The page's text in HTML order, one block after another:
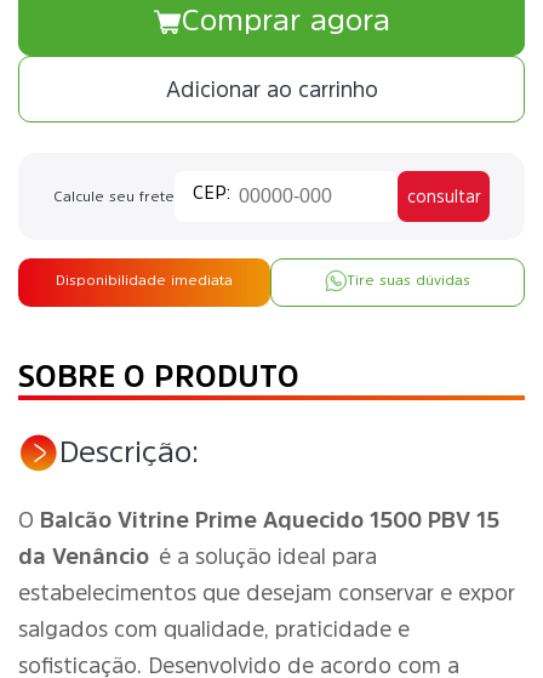
Adicionar ao carrinho
Comprar agora
Calcule seu frete consultar
Disponibilidade imediata Tire suas dúvidas
SOBRE O PRODUTO
Descrição:
O Balcão Vitrine Prime Aquecido 1500 PBV 15
da Venâncio é a solução ideal para
estabelecimentos que desejam conservar e expor
salgados com qualidade, praticidade e
sofisticação. Desenvolvido de acordo com a